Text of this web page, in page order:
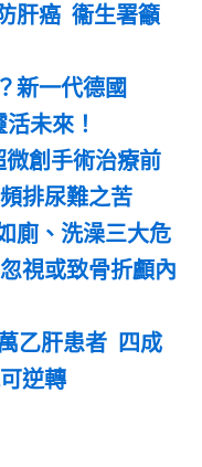
肝癌 衞生署籲
新一代德國
未來！
微創手術治療前
排尿難之苦
廁、洗澡三大危
視或致骨折顱內
乙肝患者 四成
逆轉